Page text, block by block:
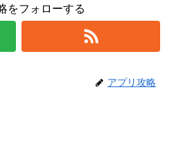
をフォローする
アプリ攻略